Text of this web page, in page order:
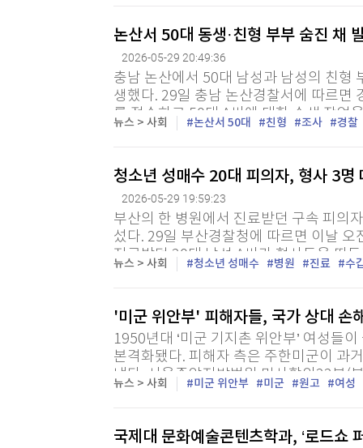
논산서 50대 동생·친형 부부 숨진 채
2026-05-29 20:49:36
충남 논산에서 50대 남성과 남성의 친형
생했다. 29일 충남 논산경찰서에 따르면
를 접수하고 50대 A씨에 대한 수색 작업
에서 농약 통과 함께 숨져 있는 A씨를 발
뉴스 > 사회 논산서 50대 친형 조사 경찰
청소년 성매수 20대 피의자, 형사 3명
2026-05-29 19:59:23
부산의 한 병원에서 진료받던 구속 피의
섰다. 29일 부산경찰청에 따르면 이날
진료받던 20대 남성 A씨가 형사들을 따
으로 지난 27일 구속돼 수영경찰서에서
뉴스 > 사회 청소년 성매수 병원 진료 수
'미군 위안부' 피해자들, 국가 상대 손
1950년대 ‘미군 기지촌 위안부’ 여성들
본격화됐다. 피해자 측은 주한미군이 과
냈다. 서울중앙지방법원 민사합의22부(
해 여성 117명이 국가를 상대로 제기한
뉴스 > 사회 미군 위안부 미군 원고 여성
국제대 문화예술콘텐츠학과, ‘로드쇼